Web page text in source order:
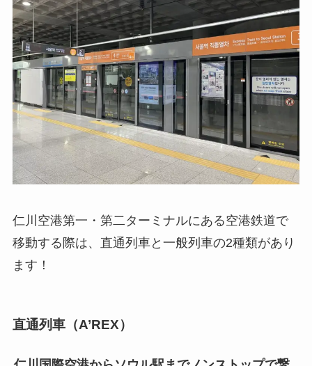
仁川空港第一・第二ターミナルにある空港鉄道で
移動する際は、直通列車と一般列車の2種類があり
ます！
直通列車（A’REX）